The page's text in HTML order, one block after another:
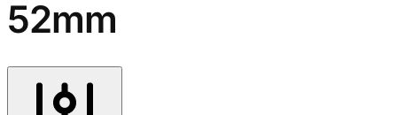
52mm